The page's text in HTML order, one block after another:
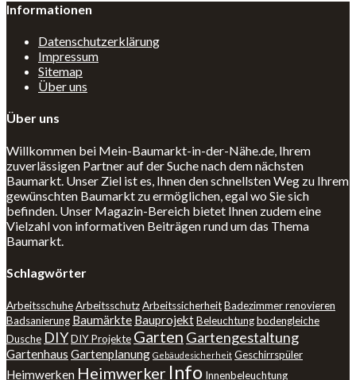
Informationen
Datenschutzerklärung
Impressum
Sitemap
Über uns
Über uns
Willkommen bei Mein-Baumarkt-in-der-Nähe.de, Ihrem
zuverlässigen Partner auf der Suche nach dem nächsten
Baumarkt. Unser Ziel ist es, Ihnen den schnellsten Weg zu Ihrem
gewünschten Baumarkt zu ermöglichen, egal wo Sie sich
befinden. Unser Magazin-Bereich bietet Ihnen zudem eine
Vielzahl von informativen Beiträgen rund um das Thema
Baumarkt.
Schlagwörter
ArbeitsschuheArbeitsschutzArbeitssicherheitBadezimmer renovieren
Badsanierung Baumärkte BauprojektBeleuchtungbodengleiche
Dusche DIYDIY Projekte Garten Gartengestaltung
Gartenhaus Gartenplanung Gebäudesicherheit Geschirrspüler
Heimwerken Heimwerker Info Innenbeleuchtung